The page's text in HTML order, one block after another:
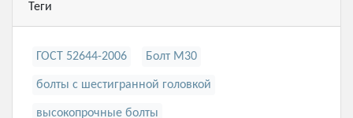
Теги
ГОСТ 52644-2006 Болт М30
болты с шестигранной головкой
высокопрочные болты